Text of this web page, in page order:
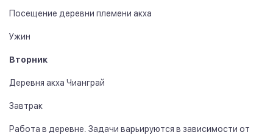
Посещение деревни племени акха
Ужин
Вторник
Деревня акха Чианграй
Завтрак
Работа в деревне. Задачи варьируются в зависимости от